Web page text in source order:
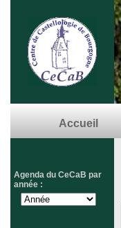
Accueil
Agenda du CeCaB par
année :